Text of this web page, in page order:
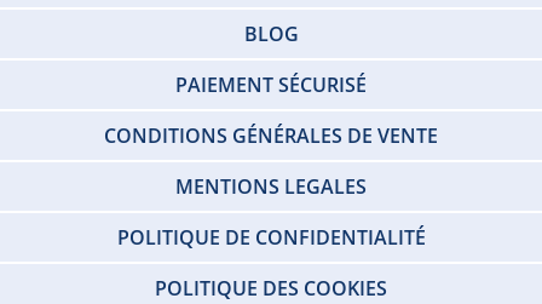
BLOG
PAIEMENT SÉCURISÉ
CONDITIONS GÉNÉRALES DE VENTE
MENTIONS LEGALES
POLITIQUE DE CONFIDENTIALITÉ
POLITIQUE DES COOKIES